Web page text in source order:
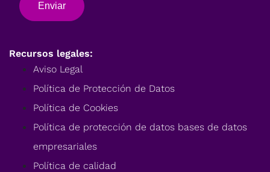
Recursos legales:
Aviso Legal
Política de Protección de Datos
Política de Cookies
Política de protección de datos bases de datos
empresariales
Política de calidad